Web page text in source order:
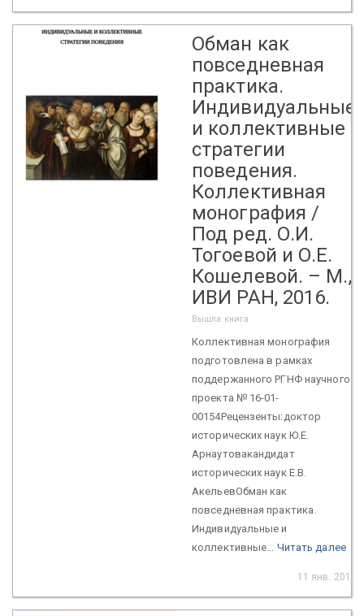
Обман как
повседневная
практика.
Индивидуальные
и коллективные
стратегии
поведения.
Коллективная
монография /
Под ред. О.И.
Тогоевой и О.Е.
Кошелевой. – М.,
ИВИ РАН, 2016.
Вышла книга
Коллективная монография
подготовлена в рамках
поддержанного РГНФ научного
проекта № 16-01-
00154Рецензенты:доктор
исторических наук Ю.Е.
Арнаутовакандидат
исторических наук Е.В.
АкельевОбман как
повседневная практика.
Индивидуальные и
коллективные... Читать далее
11 янв. 2017